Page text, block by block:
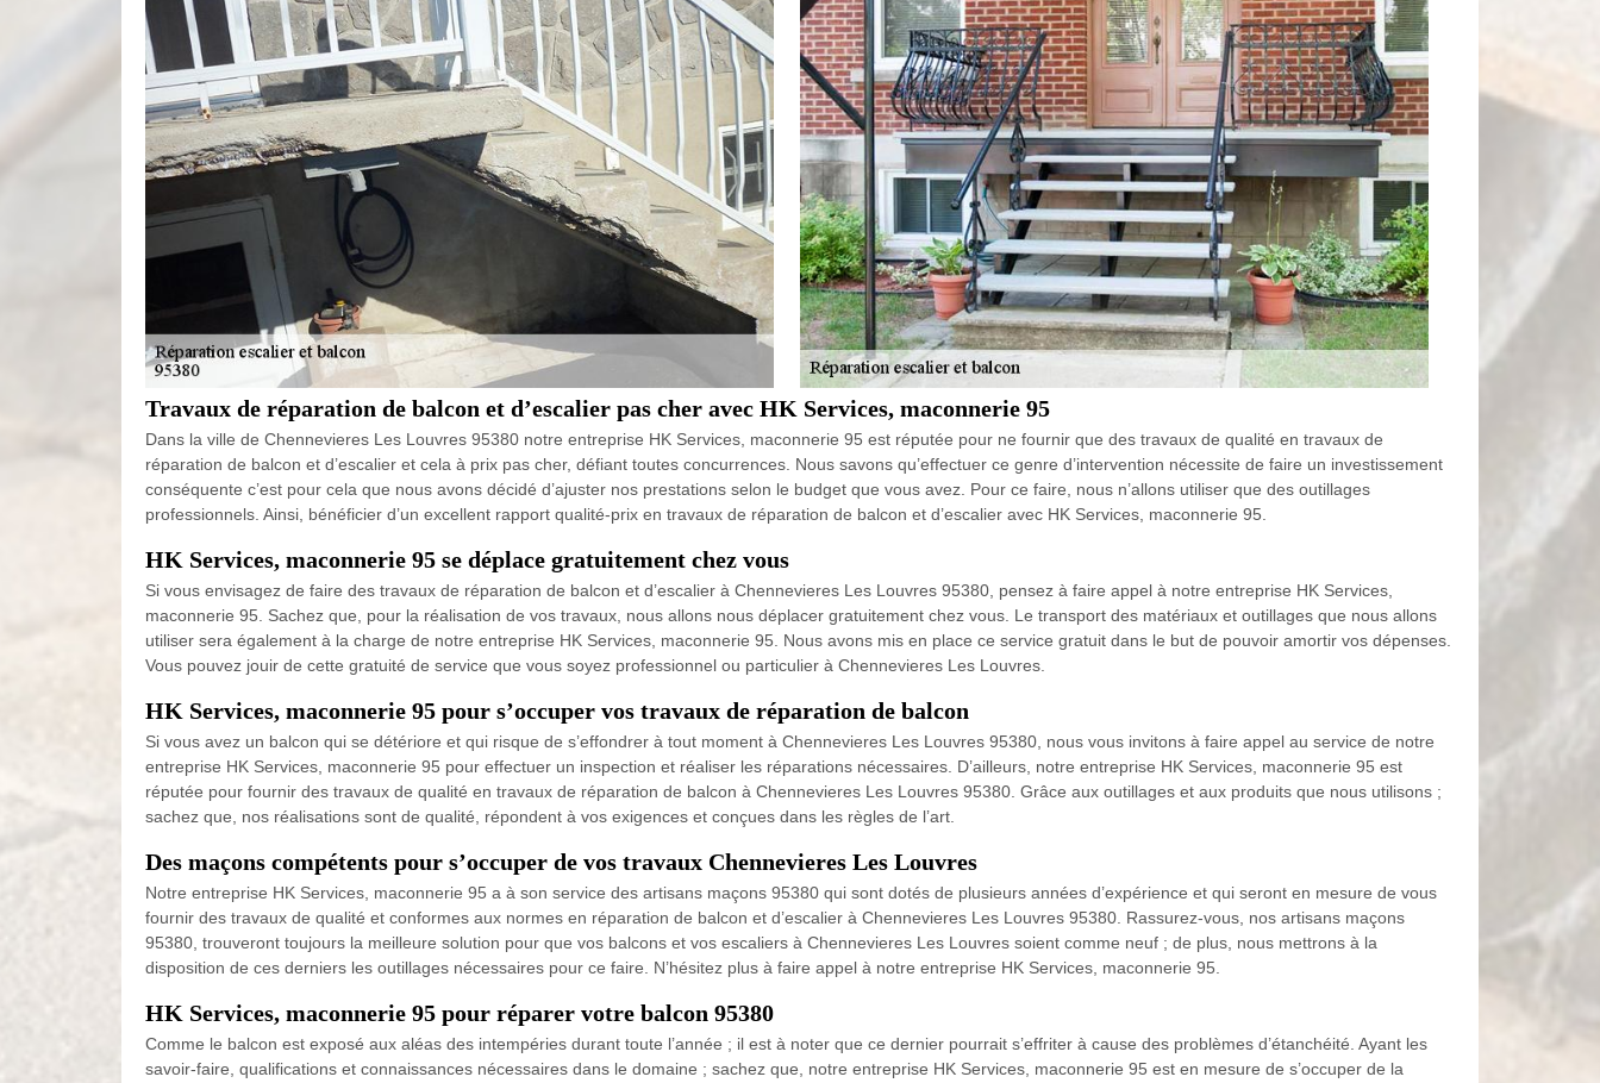
Travaux de réparation de balcon et d’escalier pas cher avec HK Services, maconnerie 95
Dans la ville de Chennevieres Les Louvres 95380 notre entreprise HK Services, maconnerie 95 est réputée pour ne fournir que des travaux de qualité en travaux de
réparation de balcon et d’escalier et cela à prix pas cher, défiant toutes concurrences. Nous savons qu’effectuer ce genre d’intervention nécessite de faire un investissement
conséquente c’est pour cela que nous avons décidé d’ajuster nos prestations selon le budget que vous avez. Pour ce faire, nous n’allons utiliser que des outillages
professionnels. Ainsi, bénéficier d’un excellent rapport qualité-prix en travaux de réparation de balcon et d’escalier avec HK Services, maconnerie 95.
HK Services, maconnerie 95 se déplace gratuitement chez vous
Si vous envisagez de faire des travaux de réparation de balcon et d’escalier à Chennevieres Les Louvres 95380, pensez à faire appel à notre entreprise HK Services,
maconnerie 95. Sachez que, pour la réalisation de vos travaux, nous allons nous déplacer gratuitement chez vous. Le transport des matériaux et outillages que nous allons
utiliser sera également à la charge de notre entreprise HK Services, maconnerie 95. Nous avons mis en place ce service gratuit dans le but de pouvoir amortir vos dépenses.
Vous pouvez jouir de cette gratuité de service que vous soyez professionnel ou particulier à Chennevieres Les Louvres.
HK Services, maconnerie 95 pour s’occuper vos travaux de réparation de balcon
Si vous avez un balcon qui se détériore et qui risque de s’effondrer à tout moment à Chennevieres Les Louvres 95380, nous vous invitons à faire appel au service de notre
entreprise HK Services, maconnerie 95 pour effectuer un inspection et réaliser les réparations nécessaires. D’ailleurs, notre entreprise HK Services, maconnerie 95 est
réputée pour fournir des travaux de qualité en travaux de réparation de balcon à Chennevieres Les Louvres 95380. Grâce aux outillages et aux produits que nous utilisons ;
sachez que, nos réalisations sont de qualité, répondent à vos exigences et conçues dans les règles de l’art.
Des maçons compétents pour s’occuper de vos travaux Chennevieres Les Louvres
Notre entreprise HK Services, maconnerie 95 a à son service des artisans maçons 95380 qui sont dotés de plusieurs années d’expérience et qui seront en mesure de vous
fournir des travaux de qualité et conformes aux normes en réparation de balcon et d’escalier à Chennevieres Les Louvres 95380. Rassurez-vous, nos artisans maçons
95380, trouveront toujours la meilleure solution pour que vos balcons et vos escaliers à Chennevieres Les Louvres soient comme neuf ; de plus, nous mettrons à la
disposition de ces derniers les outillages nécessaires pour ce faire. N’hésitez plus à faire appel à notre entreprise HK Services, maconnerie 95.
HK Services, maconnerie 95 pour réparer votre balcon 95380
Comme le balcon est exposé aux aléas des intempéries durant toute l’année ; il est à noter que ce dernier pourrait s’effriter à cause des problèmes d’étanchéité. Ayant les
savoir-faire, qualifications et connaissances nécessaires dans le domaine ; sachez que, notre entreprise HK Services, maconnerie 95 est en mesure de s’occuper de la